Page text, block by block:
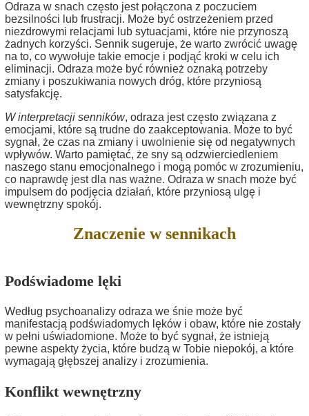
Odraza w snach często jest połączona z poczuciem
bezsilności lub frustracji. Może być ostrzeżeniem przed
niezdrowymi relacjami lub sytuacjami, które nie przynoszą
żadnych korzyści. Sennik sugeruje, że warto zwrócić uwagę
na to, co wywołuje takie emocje i podjąć kroki w celu ich
eliminacji. Odraza może być również oznaką potrzeby
zmiany i poszukiwania nowych dróg, które przyniosą
satysfakcję.
W interpretacji senników, odraza jest często związana z
emocjami, które są trudne do zaakceptowania. Może to być
sygnał, że czas na zmiany i uwolnienie się od negatywnych
wpływów. Warto pamiętać, że sny są odzwierciedleniem
naszego stanu emocjonalnego i mogą pomóc w zrozumieniu,
co naprawdę jest dla nas ważne. Odraza w snach może być
impulsem do podjęcia działań, które przyniosą ulgę i
wewnętrzny spokój.
Znaczenie w sennikach
Podświadome lęki
Według psychoanalizy odraza we śnie może być
manifestacją podświadomych lęków i obaw, które nie zostały
w pełni uświadomione. Może to być sygnał, że istnieją
pewne aspekty życia, które budzą w Tobie niepokój, a które
wymagają głębszej analizy i zrozumienia.
Konflikt wewnętrzny